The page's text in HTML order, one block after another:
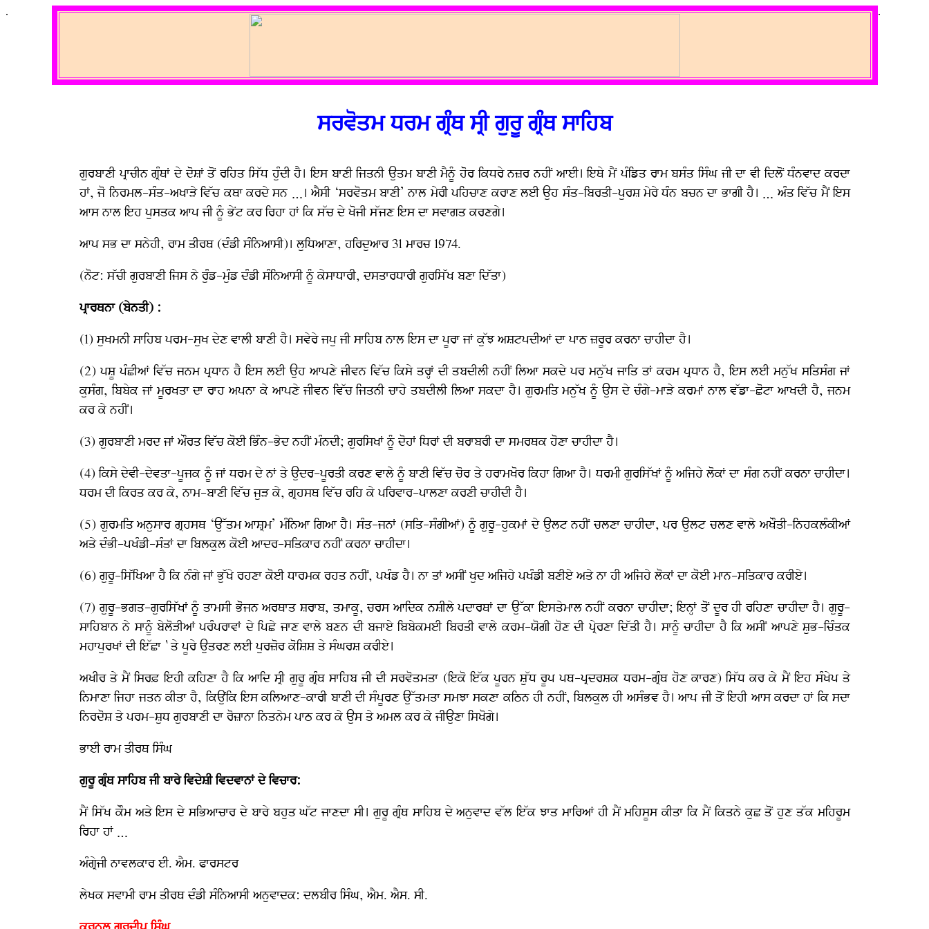
.
ਸਰਵੋਤਮ ਧਰਮ ਗ੍ਰੰਥ ਸ੍ਰੀ ਗੁਰੂ ਗ੍ਰੰਥ ਸਾਹਿਬ
ਗੁਰਬਾਣੀ ਪ੍ਰਾਚੀਨ ਗ੍ਰੰਥਾਂ ਦੇ ਦੋਸ਼ਾਂ ਤੋਂ ਰਹਿਤ ਸਿੱਧ ਹੁੰਦੀ ਹੈ। ਇਸ ਬਾਣੀ ਜਿਤਨੀ ਉਤਮ ਬਾਣੀ ਮੈਨੂੰ ਹੋਰ ਕਿਧਰੇ ਨਜ਼ਰ ਨਹੀਂ ਆਈ। ਇਥੇ ਮੈਂ ਪੰਡਿਤ ਰਾਮ ਬਸੰਤ ਸਿੰਘ ਜੀ ਦਾ ਵੀ ਦਿਲੋਂ ਧੰਨਵਾਦ ਕਰਦਾ
ਹਾਂ, ਜੋ ਨਿਰਮਲ-ਸੰਤ-ਅਖਾੜੇ ਵਿੱਚ ਕਥਾ ਕਰਦੇ ਸਨ …। ਐਸੀ ‘ਸਰਵੋਤਮ ਬਾਣੀ’ ਨਾਲ ਮੇਰੀ ਪਹਿਚਾਣ ਕਰਾਣ ਲਈ ਉਹ ਸੰਤ-ਬਿਰਤੀ-ਪੁਰਸ਼ ਮੇਰੇ ਧੰਨ ਬਚਨ ਦਾ ਭਾਗੀ ਹੈ। … ਅੰਤ ਵਿੱਚ ਮੈਂ ਇਸ
ਆਸ ਨਾਲ ਇਹ ਪੁਸਤਕ ਆਪ ਜੀ ਨੂੰ ਭੇਂਟ ਕਰ ਰਿਹਾ ਹਾਂ ਕਿ ਸੱਚ ਦੇ ਖੋਜੀ ਸੱਜਣ ਇਸ ਦਾ ਸਵਾਗਤ ਕਰਣਗੇ।
ਆਪ ਸਭ ਦਾ ਸਨੇਹੀ, ਰਾਮ ਤੀਰਥ (ਦੰਡੀ ਸੰਨਿਆਸੀ)। ਲੁਧਿਆਣਾ, ਹਰਿਦੁਆਰ 31 ਮਾਰਚ 1974.
(ਨੋਟ: ਸੱਚੀ ਗੁਰਬਾਣੀ ਜਿਸ ਨੇ ਰੁੰਡ-ਮੁੰਡ ਦੰਡੀ ਸੰਨਿਆਸੀ ਨੂੰ ਕੇਸਾਧਾਰੀ, ਦਸਤਾਰਧਾਰੀ ਗੁਰਸਿੱਖ ਬਣਾ ਦਿੱਤਾ)
ਪ੍ਰਾਰਥਨਾ (ਬੇਨਤੀ) :
(1) ਸੁਖਮਨੀ ਸਾਹਿਬ ਪਰਮ-ਸੁਖ ਦੇਣ ਵਾਲੀ ਬਾਣੀ ਹੈ। ਸਵੇਰੇ ਜਪੁ ਜੀ ਸਾਹਿਬ ਨਾਲ ਇਸ ਦਾ ਪੂਰਾ ਜਾਂ ਕੁੱਝ ਅਸ਼ਟਪਦੀਆਂ ਦਾ ਪਾਠ ਜ਼ਰੂਰ ਕਰਨਾ ਚਾਹੀਦਾ ਹੈ।
(2) ਪਸ਼ੂ ਪੰਛੀਆਂ ਵਿੱਚ ਜਨਮ ਪ੍ਰਧਾਨ ਹੈ ਇਸ ਲਈ ਉਹ ਆਪਣੇ ਜੀਵਨ ਵਿੱਚ ਕਿਸੇ ਤਰ੍ਹਾਂ ਦੀ ਤਬਦੀਲੀ ਨਹੀਂ ਲਿਆ ਸਕਦੇ ਪਰ ਮਨੁੱਖ ਜਾਤਿ ਤਾਂ ਕਰਮ ਪ੍ਰਧਾਨ ਹੈ, ਇਸ ਲਈ ਮਨੁੱਖ ਸਤਿਸੰਗ ਜਾਂ
ਕੁਸੰਗ, ਬਿਬੇਕ ਜਾਂ ਮੂਰਖਤਾ ਦਾ ਰਾਹ ਅਪਨਾ ਕੇ ਆਪਣੇ ਜੀਵਨ ਵਿੱਚ ਜਿਤਨੀ ਚਾਹੇ ਤਬਦੀਲੀ ਲਿਆ ਸਕਦਾ ਹੈ। ਗੁਰਮਤਿ ਮਨੁੱਖ ਨੂੰ ਉਸ ਦੇ ਚੰਗੇ-ਮਾੜੇ ਕਰਮਾਂ ਨਾਲ ਵੱਡਾ-ਛੋਟਾ ਆਖਦੀ ਹੈ, ਜਨਮ
ਕਰ ਕੇ ਨਹੀਂ।
(3) ਗੁਰਬਾਣੀ ਮਰਦ ਜਾਂ ਔਰਤ ਵਿੱਚ ਕੋਈ ਭਿੰਨ-ਭੇਦ ਨਹੀਂ ਮੰਨਦੀ; ਗੁਰਸਿਖਾਂ ਨੂੰ ਦੋਹਾਂ ਧਿਰਾਂ ਦੀ ਬਰਾਬਰੀ ਦਾ ਸਮਰਥਕ ਹੋਣਾ ਚਾਹੀਦਾ ਹੈ।
(4) ਕਿਸੇ ਦੇਵੀ-ਦੇਵਤਾ-ਪੂਜਕ ਨੂੰ ਜਾਂ ਧਰਮ ਦੇ ਨਾਂ ਤੇ ਉਦਰ-ਪੂਰਤੀ ਕਰਣ ਵਾਲੇ ਨੂੰ ਬਾਣੀ ਵਿੱਚ ਚੋਰ ਤੇ ਹਰਾਮਖੋਰ ਕਿਹਾ ਗਿਆ ਹੈ। ਧਰਮੀ ਗੁਰਸਿੱਖਾਂ ਨੂੰ ਅਜਿਹੇ ਲੋਕਾਂ ਦਾ ਸੰਗ ਨਹੀਂ ਕਰਨਾ ਚਾਹੀਦਾ।
ਧਰਮ ਦੀ ਕਿਰਤ ਕਰ ਕੇ, ਨਾਮ-ਬਾਣੀ ਵਿੱਚ ਜੁੜ ਕੇ, ਗ੍ਰਹਸਥ ਵਿੱਚ ਰਹਿ ਕੇ ਪਰਿਵਾਰ-ਪਾਲਣਾ ਕਰਣੀ ਚਾਹੀਦੀ ਹੈ।
(5) ਗੁਰਮਤਿ ਅਨੁਸਾਰ ਗ੍ਰਹਸਥ ‘ਉੱਤਮ ਆਸ਼੍ਰਮ’ ਮੰਨਿਆ ਗਿਆ ਹੈ। ਸੰਤ-ਜਨਾਂ (ਸਤਿ-ਸੰਗੀਆਂ) ਨੂੰ ਗੁਰੂ-ਹੁਕਮਾਂ ਦੇ ਉਲਟ ਨਹੀਂ ਚਲਣਾ ਚਾਹੀਦਾ, ਪਰ ਉਲਟ ਚਲਣ ਵਾਲੇ ਅਖੌਤੀ-ਨਿਹਕਲੰਕੀਆਂ
ਅਤੇ ਦੰਭੀ-ਪਖੰਡੀ-ਸੰਤਾਂ ਦਾ ਬਿਲਕੁਲ ਕੋਈ ਆਦਰ-ਸਤਿਕਾਰ ਨਹੀਂ ਕਰਨਾ ਚਾਹੀਦਾ।
(6) ਗੁਰੂ-ਸਿੱਖਿਆ ਹੈ ਕਿ ਨੰਗੇ ਜਾਂ ਭੁੱਖੇ ਰਹਣਾ ਕੋਈ ਧਾਰਮਕ ਰਹਤ ਨਹੀਂ, ਪਖੰਡ ਹੈ। ਨਾ ਤਾਂ ਅਸੀਂ ਖੁਦ ਅਜਿਹੇ ਪਖੰਡੀ ਬਣੀਏ ਅਤੇ ਨਾ ਹੀ ਅਜਿਹੇ ਲੋਕਾਂ ਦਾ ਕੋਈ ਮਾਨ-ਸਤਿਕਾਰ ਕਰੀਏ।
(7) ਗੁਰੂ-ਭਗਤ-ਗੁਰਸਿੱਖਾਂ ਨੂੰ ਤਾਮਸੀ ਭੋਜਨ ਅਰਥਾਤ ਸ਼ਰਾਬ, ਤਮਾਕੂ, ਚਰਸ ਆਦਿਕ ਨਸ਼ੀਲੇ ਪਦਾਰਥਾਂ ਦਾ ਉੱਕਾ ਇਸਤੇਮਾਲ ਨਹੀਂ ਕਰਨਾ ਚਾਹੀਦਾ; ਇਨ੍ਹਾਂ ਤੋਂ ਦੂਰ ਹੀ ਰਹਿਣਾ ਚਾਹੀਦਾ ਹੈ। ਗੁਰੂ-
ਸਾਹਿਬਾਨ ਨੇ ਸਾਨੂੰ ਬੇਲੋੜੀਆਂ ਪਰੰਪਰਾਵਾਂ ਦੇ ਪਿਛੇ ਜਾਣ ਵਾਲੇ ਬਣਨ ਦੀ ਬਜਾਏ ਬਿਬੇਕਮਈ ਬਿਰਤੀ ਵਾਲੇ ਕਰਮ-ਯੋਗੀ ਹੋਣ ਦੀ ਪ੍ਰੇਰਣਾ ਦਿੱਤੀ ਹੈ। ਸਾਨੂੰ ਚਾਹੀਦਾ ਹੈ ਕਿ ਅਸੀਂ ਆਪਣੇ ਸ਼ੁਭ-ਚਿੰਤਕ
ਮਹਾਪੁਰਖਾਂ ਦੀ ਇੱਛਾ `ਤੇ ਪੂਰੇ ਉਤਰਣ ਲਈ ਪੁਰਜ਼ੋਰ ਕੋਸ਼ਿਸ਼ ਤੇ ਸੰਘਰਸ਼ ਕਰੀਏ।
ਅਖੀਰ ਤੇ ਮੈਂ ਸਿਰਫ਼ ਇਹੀ ਕਹਿਣਾ ਹੈ ਕਿ ਆਦਿ ਸ੍ਰੀ ਗੁਰੂ ਗ੍ਰੰਥ ਸਾਹਿਬ ਜੀ ਦੀ ਸਰਵੋਤਮਤਾ (ਇਕੋ ਇੱਕ ਪੂਰਨ ਸ਼ੁੱਧ ਰੂਪ ਪਥ-ਪ੍ਰਦਰਸ਼ਕ ਧਰਮ-ਗ੍ਰੰਥ ਹੋਣ ਕਾਰਣ) ਸਿੱਧ ਕਰ ਕੇ ਮੈਂ ਇਹ ਸੰਖੇਪ ਤੇ
ਨਿਮਾਣਾ ਜਿਹਾ ਜਤਨ ਕੀਤਾ ਹੈ, ਕਿਉਂਕਿ ਇਸ ਕਲਿਆਣ-ਕਾਰੀ ਬਾਣੀ ਦੀ ਸੰਪੂਰਣ ਉੱਤਮਤਾ ਸਮਝਾ ਸਕਣਾ ਕਠਿਨ ਹੀ ਨਹੀਂ, ਬਿਲਕੁਲ ਹੀ ਅਸੰਭਵ ਹੈ। ਆਪ ਜੀ ਤੋਂ ਇਹੀ ਆਸ ਕਰਦਾ ਹਾਂ ਕਿ ਸਦਾ
ਨਿਰਦੋਸ਼ ਤੇ ਪਰਮ-ਸ਼ੁਧ ਗੁਰਬਾਣੀ ਦਾ ਰੋਜ਼ਾਨਾ ਨਿਤਨੇਮ ਪਾਠ ਕਰ ਕੇ ਉਸ ਤੇ ਅਮਲ ਕਰ ਕੇ ਜੀਉਣਾ ਸਿਖੋਗੇ।
ਭਾਈ ਰਾਮ ਤੀਰਥ ਸਿੰਘ
ਗੁਰੂ ਗ੍ਰੰਥ ਸਾਹਿਬ ਜੀ ਬਾਰੇ ਵਿਦੇਸ਼ੀ ਵਿਦਵਾਨਾਂ ਦੇ ਵਿਚਾਰ:
ਮੈਂ ਸਿੱਖ ਕੌਮ ਅਤੇ ਇਸ ਦੇ ਸਭਿਆਚਾਰ ਦੇ ਬਾਰੇ ਬਹੁਤ ਘੱਟ ਜਾਣਦਾ ਸੀ। ਗੁਰੂ ਗ੍ਰੰਥ ਸਾਹਿਬ ਦੇ ਅਨੁਵਾਦ ਵੱਲ ਇੱਕ ਝਾਤ ਮਾਰਿਆਂ ਹੀ ਮੈਂ ਮਹਿਸੂਸ ਕੀਤਾ ਕਿ ਮੈਂ ਕਿਤਨੇ ਕੁਛ ਤੋਂ ਹੁਣ ਤੱਕ ਮਹਿਰੂਮ
ਰਿਹਾ ਹਾਂ …
ਅੰਗ੍ਰੇਜੀ ਨਾਵਲਕਾਰ ਈ. ਐਮ. ਫਾਰਸਟਰ
ਲੇਖਕ ਸਵਾਮੀ ਰਾਮ ਤੀਰਥ ਦੰਡੀ ਸੰਨਿਆਸੀ ਅਨੁਵਾਦਕ: ਦਲਬੀਰ ਸਿੰਘ, ਐਮ. ਐਸ. ਸੀ.
.